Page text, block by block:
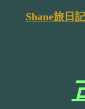
Shane旅日記